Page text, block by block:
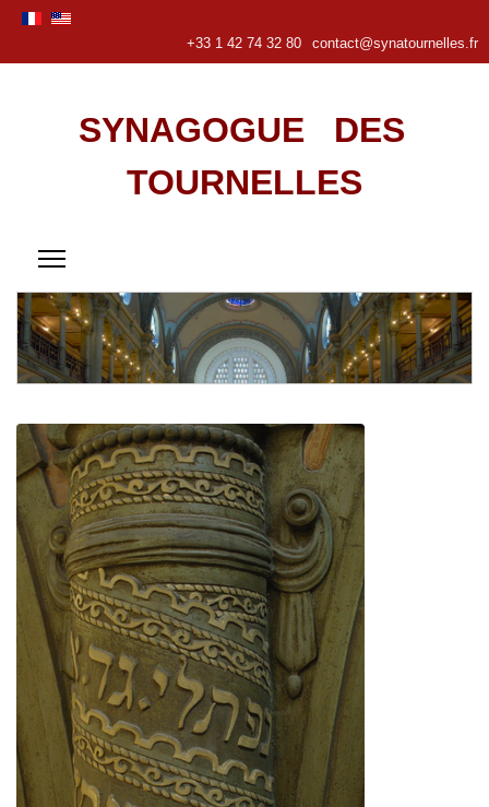
+33 1 42 74 32 80 contact@synatournelles.fr
SYNAGOGUE DES
TOURNELLES